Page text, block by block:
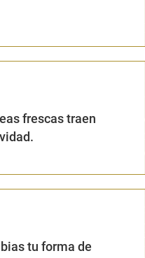
frescas traen
tu forma de